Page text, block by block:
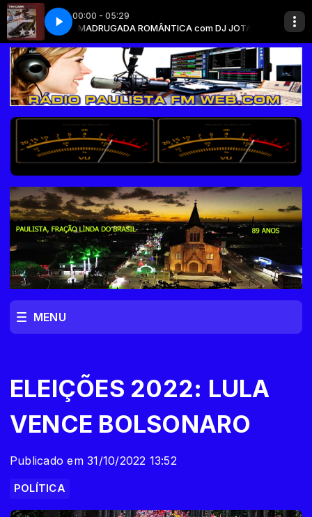
00:00 - 05:29
INÁCIO MADRUGADA ROMÂNTICA com DJ JOTA INÁCIO
The Cars - DRIVE
MENU
ELEIÇÕES 2022: LULA
VENCE BOLSONARO
Publicado em 31/10/2022 13:52
POLÍTICA